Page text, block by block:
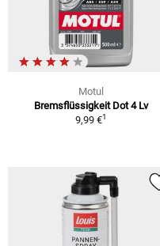
Motul
Bremsflüssigkeit Dot 4 Lv
9,99 €1